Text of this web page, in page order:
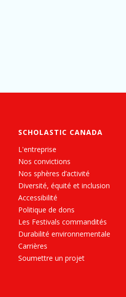
SCHOLASTIC CANADA
L'entreprise
Nos convictions
Nos sphères d’activité
Diversité, équité et inclusion
Accessibilité
Politique de dons
Les Festivals commandités
Durabilité environnementale
Carrières
Soumettre un projet